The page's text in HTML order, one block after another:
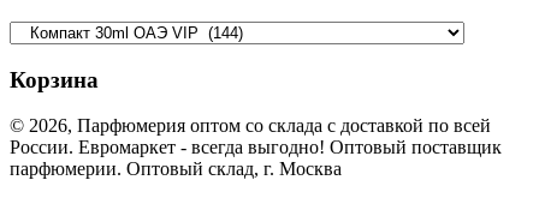
Корзина
© 2026, Парфюмерия оптом со склада с доставкой по всей
России. Евромаркет - всегда выгодно! Оптовый поставщик
парфюмерии. Оптовый склад, г. Москва